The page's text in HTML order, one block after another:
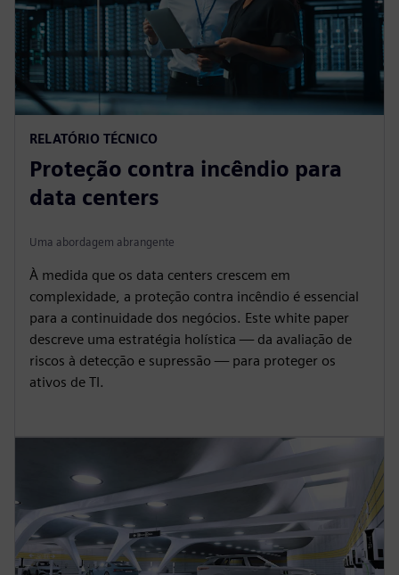
RELATÓRIO TÉCNICO
Proteção contra incêndio para
data centers
Uma abordagem abrangente
À medida que os data centers crescem em
complexidade, a proteção contra incêndio é essencial
para a continuidade dos negócios. Este white paper
descreve uma estratégia holística — da avaliação de
riscos à detecção e supressão — para proteger os
ativos de TI.